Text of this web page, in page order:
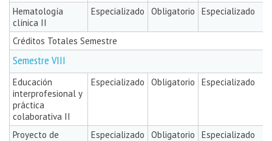
Hematología
clínica II
Especializado Obligatorio Especializado
Créditos Totales Semestre
Semestre VIII
Educación
interprofesional y
práctica
colaborativa II
Especializado Obligatorio Especializado
Proyecto de
Especializado Obligatorio Especializado